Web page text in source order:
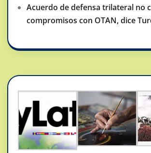
Acuerdo de defensa trilateral no
compromisos con OTAN, dice